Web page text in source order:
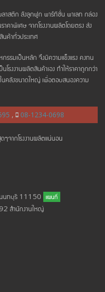
สติก ลังลูกฟูก พาร์ทิชั่น พาเลท กล่อง
คาพิเศษ จากโรงงานผลิตโดยตรง ส่ง
ค้าทั่วประเทศ
รรมเป็นหลัก จึงมีความแข็งแรง คงทน
โรงงานผลิตสินค้าเอง ทำให้ราคาถูกกว่า
คลังขนาดใหญ่ เพื่อตอบสนองความ
, 08-1234-0698
ๆจากโรงงานผลิตแน่นอน
นทบุรี 11150 แผนที่
สำนักงานใหญ่